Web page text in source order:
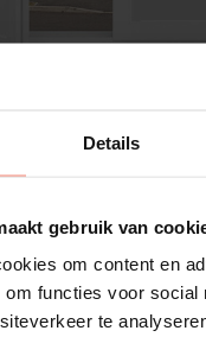
Details
gebruik van
om content en
om functies voor social
te
| PP40 |
de la lumière du jour
vues indésirables